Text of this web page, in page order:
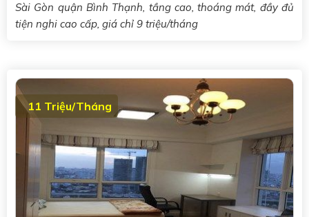
Sài Gòn quận Bình Thạnh, tầng cao, thoáng mát, đầy đủ
tiện nghi cao cấp, giá chỉ 9 triệu/tháng
11 Triệu/Tháng